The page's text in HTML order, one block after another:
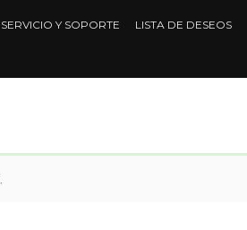
SERVICIO Y SOPORTE LISTA DE DESEOS